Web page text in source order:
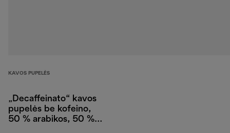
KAVOS PUPELĖS
„Decaffeinato“ kavos
pupelės be kofeino,
50 % arabikos, 50 %